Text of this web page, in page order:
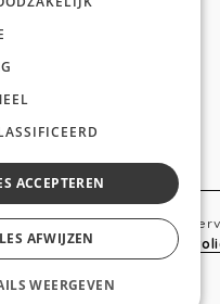
© 2019 Anso. All rights
-Privacy Policy Cookie
webdesigned by
ACCEPTEREN
AFWIJZEN
WEERGEVEN